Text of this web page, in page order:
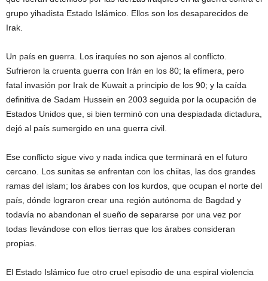
grupo yihadista Estado Islámico. Ellos son los desaparecidos de
Irak.
Un país en guerra. Los iraquíes no son ajenos al conflicto.
Sufrieron la cruenta guerra con Irán en los 80; la efímera, pero
fatal invasión por Irak de Kuwait a principio de los 90; y la caída
definitiva de Sadam Hussein en 2003 seguida por la ocupación de
Estados Unidos que, si bien terminó con una despiadada dictadura,
dejó al país sumergido en una guerra civil.
Ese conflicto sigue vivo y nada indica que terminará en el futuro
cercano. Los sunitas se enfrentan con los chiitas, las dos grandes
ramas del islam; los árabes con los kurdos, que ocupan el norte del
país, dónde lograron crear una región autónoma de Bagdad y
todavía no abandonan el sueño de separarse por una vez por
todas llevándose con ellos tierras que los árabes consideran
propias.
El Estado Islámico fue otro cruel episodio de una espiral violencia